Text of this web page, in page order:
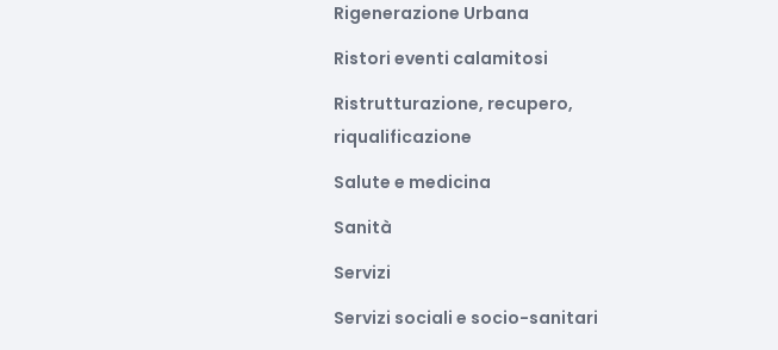
Rigenerazione Urbana
Ristori eventi calamitosi
Ristrutturazione, recupero,
riqualificazione
Salute e medicina
Sanità
Servizi
Servizi sociali e socio-sanitari